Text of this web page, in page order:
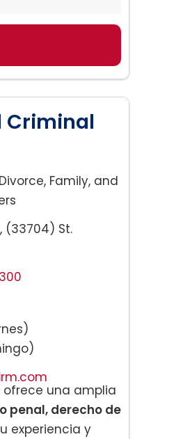
Criminal
Family, and
(33704) St.
ofrece una amplia
penal, derecho de
experiencia y